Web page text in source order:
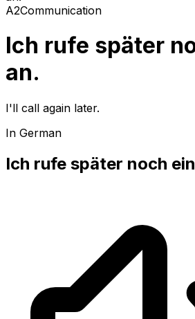
A2Communication
Ich rufe später
an.
I'll call again later.
In German
Ich rufe später noch